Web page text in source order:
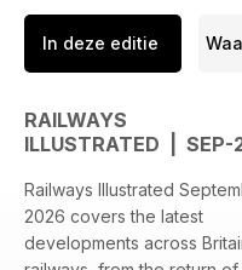
In deze editie
RAILWAYS
ILLUSTRATED | SEP-
Railways Illustrated
2026 covers the latest
developments across